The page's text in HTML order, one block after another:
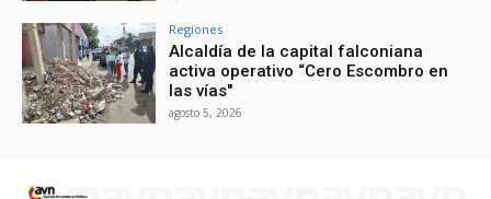
Regiones
Alcaldía de la capital falconiana
activa operativo “Cero Escombro en
las vías"
agosto 5, 2026